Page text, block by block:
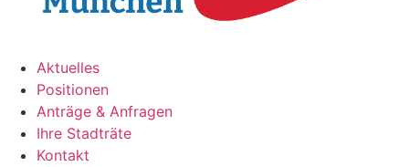
Aktuelles
Positionen
Anträge & Anfragen
Ihre Stadträte
Kontakt